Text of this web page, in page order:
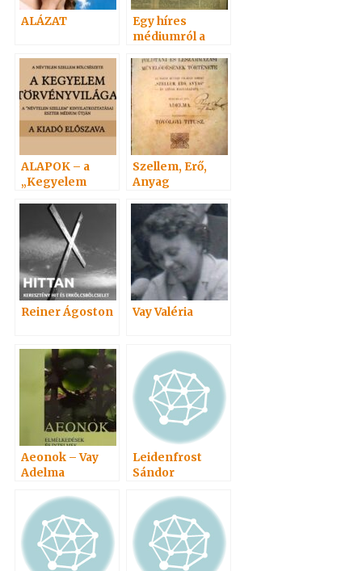
ALÁZAT
Egy híres
médiumról a
újságban 1901
ALAPOK – a
„Kegyelem
Szellem, Erő,
Anyag
Reiner Ágoston Vay Valéria
Aeonok – Vay
Adelma
Leidenfrost
Sándor